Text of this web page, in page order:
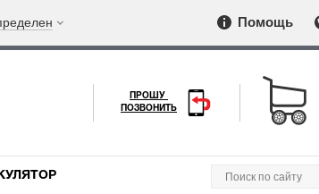
Помощь
ПРОШУ
ПОЗВОНИТЬ